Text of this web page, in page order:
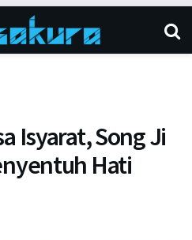
Isyarat, Song Ji
Hati